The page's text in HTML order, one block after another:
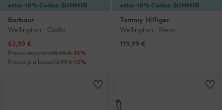
extra -10% Codice: SUMMER
Barbour
Wellington · Giallo
Prezzo attuale
63,99 €
Prezzo regolare99,95 €-35%
Prezzo più basso73,99 €-13%
extra -10% Codice: SUMMER
Tommy Hilfiger
Wellington · Nero
119,99 €